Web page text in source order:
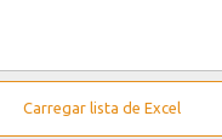
Carregar lista de Excel